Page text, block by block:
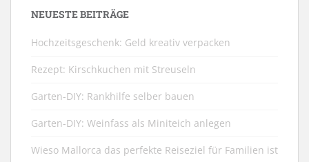
NEUESTE BEITRÄGE
Hochzeitsgeschenk: Geld kreativ verpacken
Rezept: Kirschkuchen mit Streuseln
Garten-DIY: Rankhilfe selber bauen
Garten-DIY: Weinfass als Miniteich anlegen
Wieso Mallorca das perfekte Reiseziel für Familien ist